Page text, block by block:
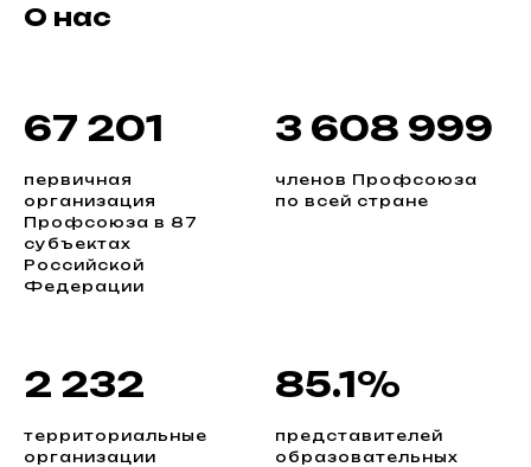
О нас
67 201
первичная
организация
Профсоюза в 87
субъектах
Российской
Федерации
3 608 999
членов Профсоюза
по всей стране
2 232
территориальные
организации
85.1%
представителей
образовательных